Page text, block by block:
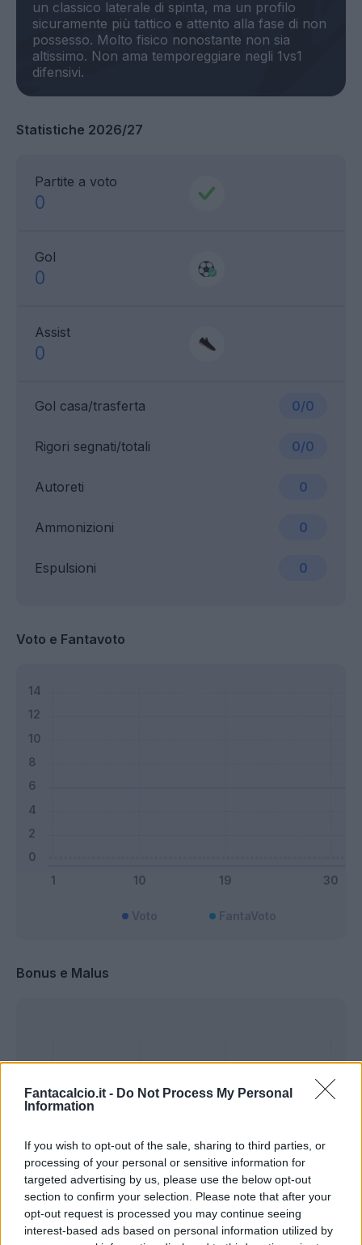
Fantacalcio.it - Do Not Process My Personal
Information
If you wish to opt-out of the sale, sharing to third parties, or
processing of your personal or sensitive information for
targeted advertising by us, please use the below opt-out
section to confirm your selection. Please note that after your
opt-out request is processed you may continue seeing
interest-based ads based on personal information utilized by
un classico laterale di spinta, ma un profilo
sicuramente più tattico e attento alla fase di non
possesso. Molto fisico nonostante non sia
altissimo. Non ama temporeggiare negli 1vs1
Statistiche 2026/27
Partite a voto
0
Gol
0
Assist
0
Gol casa/trasferta 0/0
Ammonizioni 0
Rigori segnati/totali 0/0
Espulsioni 0
Autoreti 0
Voto e Fantavoto
Voto FantaVoto
Bonus e Malus
Presenze a